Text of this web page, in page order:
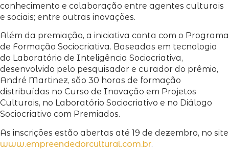
conhecimento e colaboração entre agentes culturais
e sociais; entre outras inovações.
Além da premiação, a iniciativa conta com o Programa
de Formação Sociocriativa. Baseadas em tecnologia
do Laboratório de Inteligência Sociocriativa,
desenvolvido pelo pesquisador e curador do prêmio,
André Martinez, são 30 horas de formação
distribuídas no Curso de Inovação em Projetos
Culturais, no Laboratório Sociocriativo e no Diálogo
Sociocriativo com Premiados.
As inscrições estão abertas até 19 de dezembro, no site
www.empreendedorcultural.com.br.